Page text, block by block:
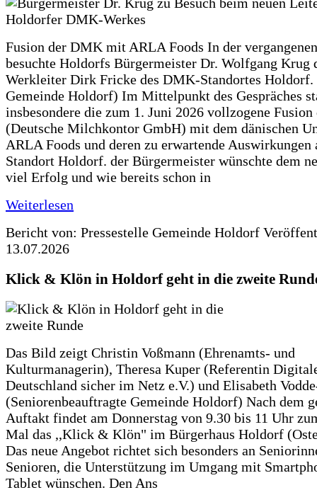
Fusion der DMK mit ARLA Foods In der
besuchte Holdorfs Bürgermeister Dr. Wolfgang Krug
Werkleiter Dirk Fricke des DMK-Standortes Holdorf.
Gemeinde Holdorf) Im Mittelpunkt des Gespräches
insbesondere die zum 1. Juni 2026 vollzogene
(Deutsche Milchkontor GmbH) mit dem dänischen
ARLA Foods und deren zu erwartende Auswirkungen
Standort Holdorf. der Bürgermeister wünschte dem
viel Erfolg und wie bereits schon in
Weiterlesen
Bericht von: Pressestelle Gemeinde Holdorf
13.07.2026
Klick & Klön in Holdorf geht in die zweite
Das Bild zeigt Christin Voßmann (Ehrenamts- und
Kulturmanagerin), Theresa Kuper (Referentin
Deutschland sicher im Netz e.V.) und Elisabeth
(Seniorenbeauftragte Gemeinde Holdorf) Nach dem
Auftakt findet am Donnerstag von 9.30 bis 11 Uhr
Mal das ,,Klick & Klön" im Bürgerhaus Holdorf
Das neue Angebot richtet sich besonders an
Senioren, die Unterstützung im Umgang mit
Tablet wünschen. Den Ans